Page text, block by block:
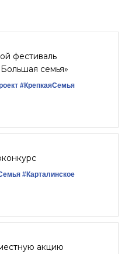
фестиваль
семья»
#КрепкаяСемья
#Карталинское
акцию